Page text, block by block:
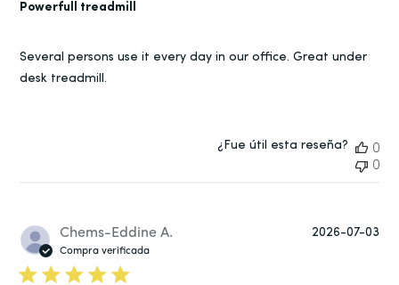
Powerfull treadmill
Several persons use it every day in our office. Great under
desk treadmill.
¿Fue útil esta reseña?
0
0
Chems-Eddine A.
Compra verificada
2026-07-03